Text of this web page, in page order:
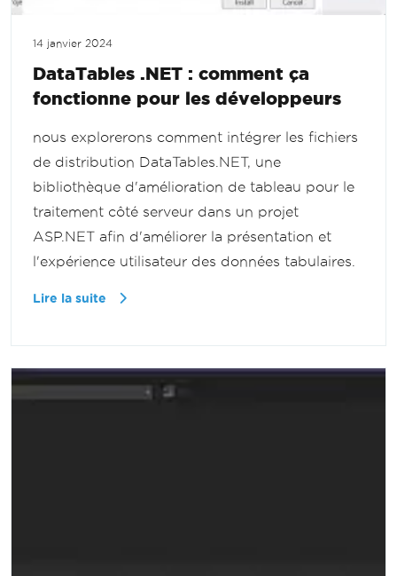
14 janvier 2024
DataTables .NET : comment ça
fonctionne pour les développeurs
nous explorerons comment intégrer les fichiers
de distribution DataTables.NET, une
bibliothèque d'amélioration de tableau pour le
traitement côté serveur dans un projet
ASP.NET afin d'améliorer la présentation et
l'expérience utilisateur des données tabulaires.
Lire la suite